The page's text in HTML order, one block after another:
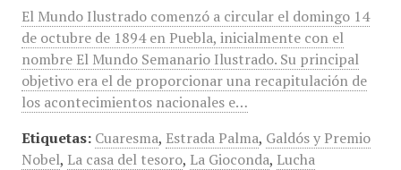
El Mundo Ilustrado comenzó a circular el domingo 14
de octubre de 1894 en Puebla, inicialmente con el
nombre El Mundo Semanario Ilustrado. Su principal
objetivo era el de proporcionar una recapitulación de
los acontecimientos nacionales e…
Etiquetas: Cuaresma, Estrada Palma, Galdós y Premio
Nobel, La casa del tesoro, La Gioconda, Lucha